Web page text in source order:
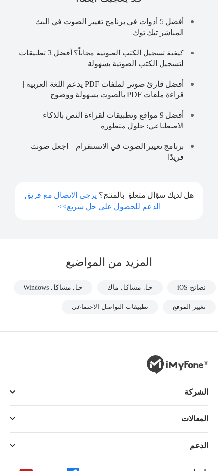
أفضل 5 أدوات في برنامج تغيير الصوت في البث
المباشر تيك توك
كيفية تسجيل الكتب الصوتية مجاناً؟ أفضل 3 تطبيقات
لتسجيل الكتب الصوتية بسهولة
أفضل قارئ صوتي لملفات PDF يدعم اللغة العربية |
قراءة ملفات PDF بالصوت بسهولة ووضوح
أفضل 9 مواقع وتطبيقات لقراءة النص بالذكاء
الاصطناعي: حلول متطورة
برنامج تغيير الصوت في الانستقرام – اجعل صوتك
فريدًا
هل لديك سؤال متعلق بالمنتج؟ يرجى الاتصال مع فريق
الدعم للحصول على حل سريع>>
المزيد من المواضيع
نصائح iOS حل مشاكل ماك حل مشاكل Windows
تغيير الموقع تطبيقات التواصل الاجتماعي
الشركة
المقالات
الدعم